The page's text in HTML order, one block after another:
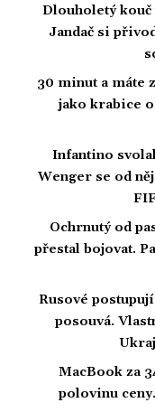
Dlouholetý
Jandač si
30 minut a máte
jako krabice
Infantino
Wenger se od
Ochrnutý od
přestal bojovat.
Rusové
posouvá.
MacBook za
polovinu